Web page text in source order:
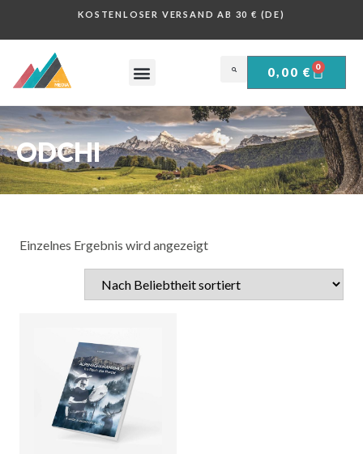
KOSTENLOSER VERSAND AB 30 € (DE)
0,00 € 0
ODCHI
Einzelnes Ergebnis wird angezeigt